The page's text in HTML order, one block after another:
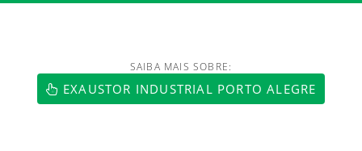
https://www.luftmaxi.com.br/
SAIBA MAIS SOBRE:
EXAUSTOR INDUSTRIAL PORTO ALEGRE